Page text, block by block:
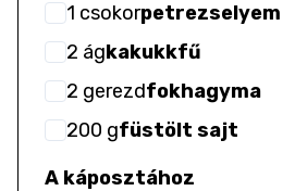
1 csokorpetrezselyem
2 ágkakukkfű
2 gerezdfokhagyma
200 gfüstölt sajt
A káposztához